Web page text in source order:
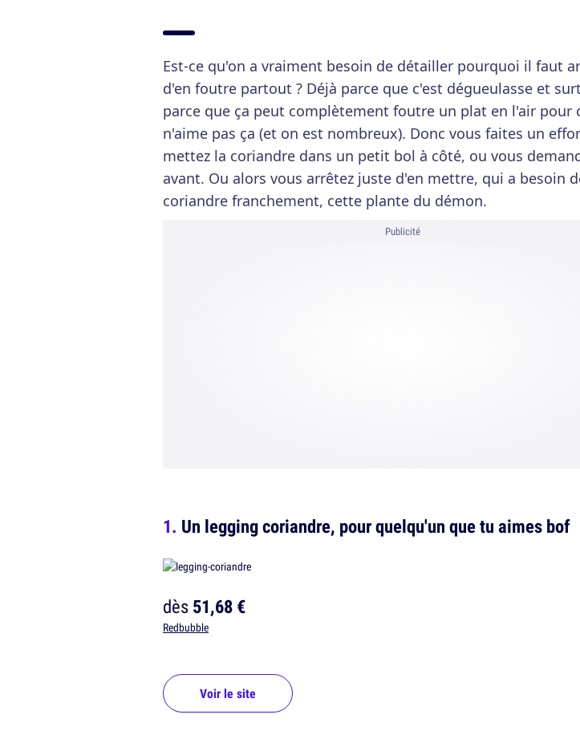
Est-ce qu'on a vraiment besoin de détailler pourquoi il faut
d'en foutre partout ? Déjà parce que c'est dégueulasse et
parce que ça peut complètement foutre un plat en l'air pour
n'aime pas ça (et on est nombreux). Donc vous faites un
mettez la coriandre dans un petit bol à côté, ou vous
avant. Ou alors vous arrêtez juste d'en mettre, qui a besoin
coriandre franchement, cette plante du démon.
Publicité
Un legging coriandre, pour quelqu'un que tu aimes bof
dès51,68 €
Redbubble
Voir le site